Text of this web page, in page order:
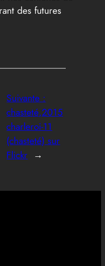
des futures
Suivante :
chasteté,2015
charleroi-11
(chasteté) sur
Flickr →